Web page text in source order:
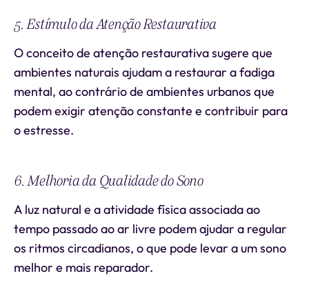
5. Estímulo da Atenção Restaurativa
O conceito de atenção restaurativa sugere que
ambientes naturais ajudam a restaurar a fadiga
mental, ao contrário de ambientes urbanos que
podem exigir atenção constante e contribuir para
o estresse.
6. Melhoria da Qualidade do Sono
A luz natural e a atividade física associada ao
tempo passado ao ar livre podem ajudar a regular
os ritmos circadianos, o que pode levar a um sono
melhor e mais reparador.